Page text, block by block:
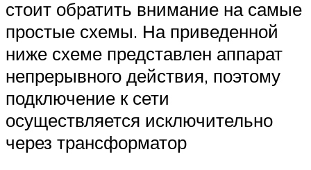
стоит обратить внимание на самые
простые схемы. На приведенной
ниже схеме представлен аппарат
непрерывного действия, поэтому
подключение к сети
осуществляется исключительно
через трансформатор